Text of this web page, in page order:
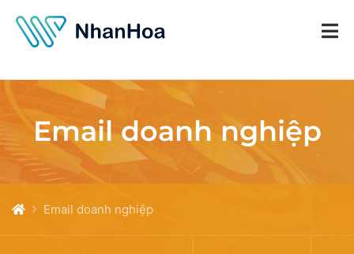
Email doanh nghiệp
Email doanh nghiệp